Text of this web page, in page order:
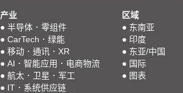
产业
● 半导体．零组件
● CarTech．绿能
● 移动．通讯．XR
● AI．智能应用．电商物流
● 航太．卫星．军工
● IT．系统供应链
区域
● 东南亚
● 印度
● 东亚/中国
● 国际
● 图表